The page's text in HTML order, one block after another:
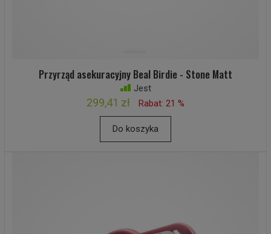
Przyrząd asekuracyjny Beal Birdie - Stone Matt
Jest
299,41 zł Rabat: 21 %
Do koszyka